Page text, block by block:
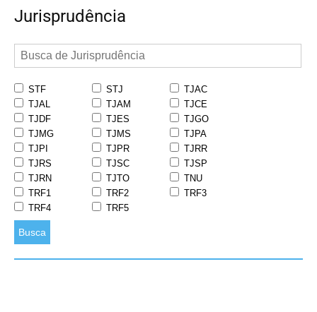
Jurisprudência
STF STJ
TJAC
TJAL
TJAM
TJCE
TJDF
TJES
TJGO
TJMG
TJMS
TJPA
TJPI
TJPR
TJRR
TJRS
TJSC
TJSP
TJRN
TJTO
TNU
TRF1
TRF2
TRF3
TRF4
TRF5
Busca